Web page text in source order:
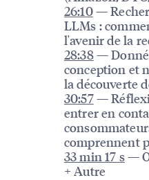
26:10—
LLMs :
l'avenir de la
28:38—
conception et
la découverte
30:57—
entrer en
comprennent
33 min 17 s—
+ Autre